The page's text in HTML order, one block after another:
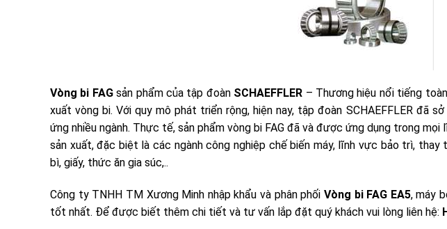
Vòng bi FAGsản phẩm của tập đoàn SCHAEFFLER – Thương hiệu nổi tiếng
xuất vòng bi. Với quy mô phát triển rộng, hiện nay, tập đoàn SCHAEFFLER đã
ứng nhiều ngành. Thực tế, sản phẩm vòng bi FAG đã và được ứng dụng trong mọi
sản xuất, đặc biệt là các ngành công nghiệp chế biến máy, lĩnh vực bảo trì, thay
bì, giấy, thức ăn gia súc,..
Công ty TNHH TM Xương Minh nhập khẩu và phân phối Vòng bi FAG EA5, máy
tốt nhất. Để được biết thêm chi tiết và tư vấn lắp đặt quý khách vui lòng liên hệ: